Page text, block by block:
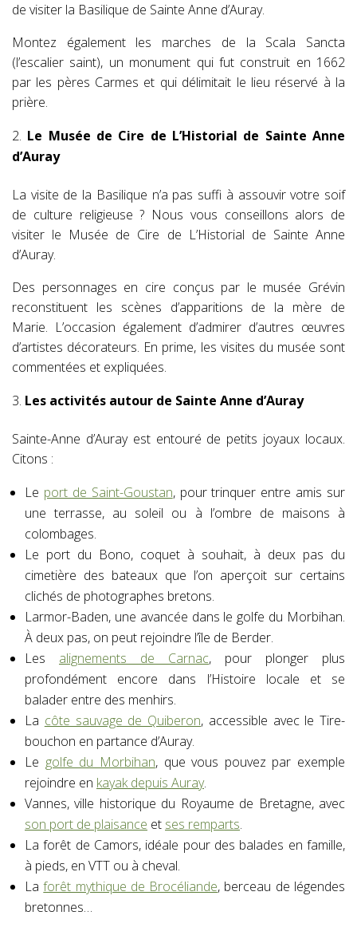
de visiter la Basilique de Sainte Anne d’Auray.
Montez également les marches de la Scala Sancta
(l’escalier saint), un monument qui fut construit en 1662
par les pères Carmes et qui délimitait le lieu réservé à la
prière.
Le Musée de Cire de L’Historial de Sainte Anne
d’Auray
La visite de la Basilique n’a pas suffi à assouvir votre soif
de culture religieuse ? Nous vous conseillons alors de
visiter le Musée de Cire de L’Historial de Sainte Anne
d’Auray.
Des personnages en cire conçus par le musée Grévin
reconstituent les scènes d’apparitions de la mère de
Marie. L’occasion également d’admirer d’autres œuvres
d’artistes décorateurs. En prime, les visites du musée sont
commentées et expliquées.
Les activités autour de Sainte Anne d’Auray
Sainte-Anne d’Auray est entouré de petits joyaux locaux.
Citons :
Le port de Saint-Goustan, pour trinquer entre amis sur
une terrasse, au soleil ou à l’ombre de maisons à
colombages.
Le port du Bono, coquet à souhait, à deux pas du
cimetière des bateaux que l’on aperçoit sur certains
clichés de photographes bretons.
Larmor-Baden, une avancée dans le golfe du Morbihan.
À deux pas, on peut rejoindre l’île de Berder.
Les alignements de Carnac, pour plonger plus
profondément encore dans l’Histoire locale et se
balader entre des menhirs.
La côte sauvage de Quiberon, accessible avec le Tire-
bouchon en partance d’Auray.
Le golfe du Morbihan, que vous pouvez par exemple
rejoindre en kayak depuis Auray.
Vannes, ville historique du Royaume de Bretagne, avec
son port de plaisance et ses remparts.
La forêt de Camors, idéale pour des balades en famille,
à pieds, en VTT ou à cheval.
Laforêt mythique de Brocéliande, berceau de légendes
bretonnes…